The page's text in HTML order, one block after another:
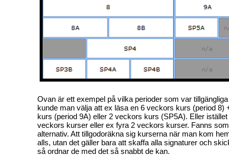
Ovan är ett exempel på vilka perioder som var
kunde man välja att ex läsa en 6 veckors kurs (period 8)
kurs (period 9A) eller 2 veckors kurs (SP5A). Eller
veckors kurser eller ex fyra 2 veckors kurser. Fanns
alternativ. Att tillgodoräkna sig kurserna när man kom
alls, utan det gäller bara att skaffa alla signaturer och
så ordnar de med det så snabbt de kan.